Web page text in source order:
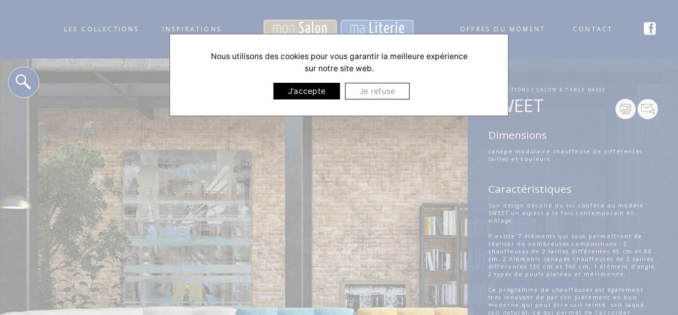
LES COLLECTIONS INSPIRATIONS OFFRES DU MOMENT CONTACT
COLLECTIONS / SALON & TABLE BASSE
SWEET
Dimensions
canape modulaire chauffeuse de différentes
tailles et couleurs
Caractéristiques
Son design décollé du sol confère au modèle
SWEET un aspect à la fois contemporain et
vintage.
Il existe 7 éléments qui vous permettront de
réaliser de nombreuses compositions : 2
chauffeuses de 2 tailles différentes 65 cm et 80
cm, 2 éléments canapés chauffeuses de 2 tailles
différentes 130 cm et 160 cm, 1 élément d’angle,
2 types de poufs plateau et méridienne;
Ce programme de chauffeuses est également
très innovant de par son piétement en bois
moderne qui peut être soit teinté, soit laqué,
soit naturel, ce qui permet de l’accorder
Nous utilisons des cookies pour vous garantir la meilleure expérience
sur notre site web.
J'accepte Je refuse